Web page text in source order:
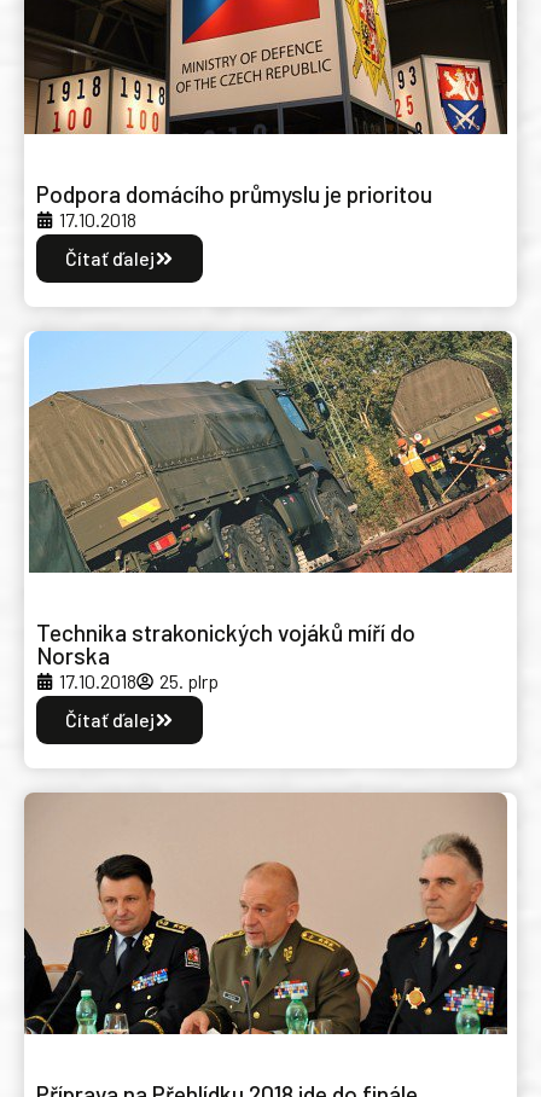
Podpora domácího průmyslu je prioritou
17.10.2018
Čítať ďalej
Technika strakonických vojáků míří do
Norska
17.10.2018
25. plrp
Čítať ďalej